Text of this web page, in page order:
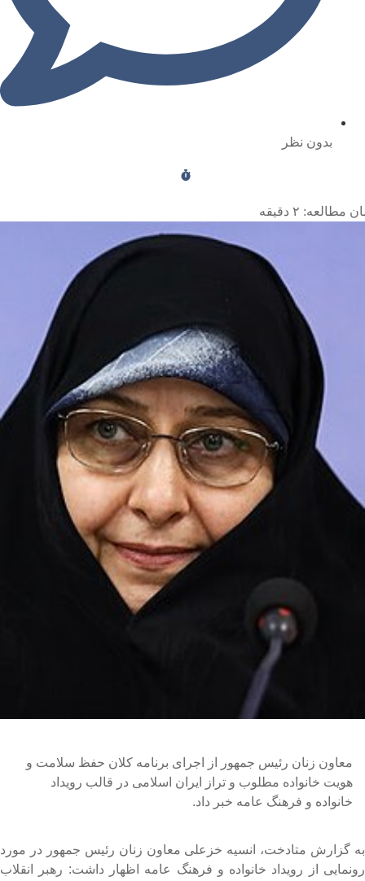
بدون نظر
مطالعه: ۲ دقیقه
معاون زنان رئیس جمهور از اجرای برنامه کلان حفظ سلامت و
هویت خانواده مطلوب و تراز ایران اسلامی در قالب رویداد
خانواده و فرهنگ عامه خبر داد.
گزارش متادخت، انسیه خزعلی معاون زنان رئیس جمهور در مورد
از رویداد خانواده و فرهنگ عامه اظهار داشت: رهبر انقلاب